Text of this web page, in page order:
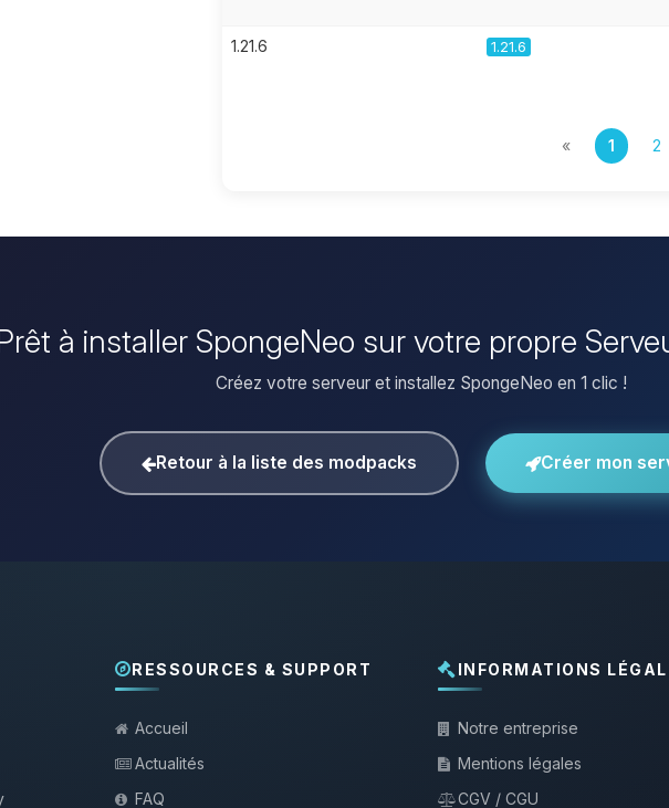
1.21.6 1.21.6
« 1 2
à installer SpongeNeo sur votre propre
Créez votre serveur et installez SpongeNeo en 1 clic !
Retour à la liste des modpacks Créer mon
RESSOURCES & SUPPORT
Accueil
Actualités
FAQ
INFORMATIONS
Notre entreprise
Mentions légales
CGV / CGU